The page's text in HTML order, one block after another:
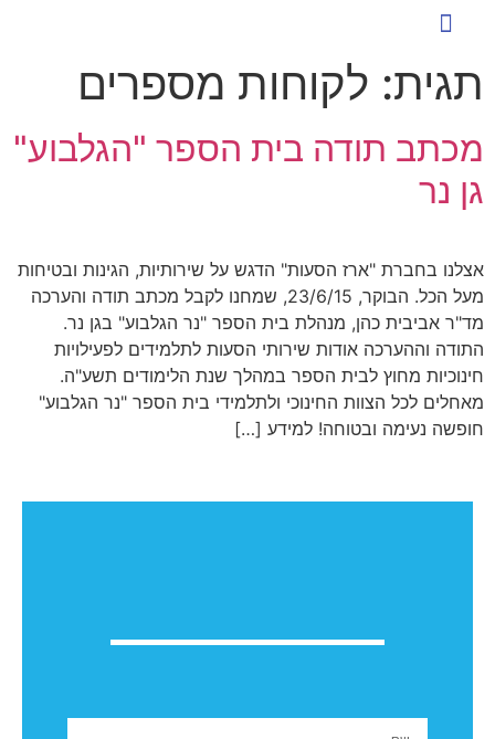
תגית: לקוחות מספרים
מכתב תודה בית הספר "הגלבוע"
גן נר
אצלנו בחברת "ארז הסעות" הדגש על שירותיות, הגינות ובטיחות
מעל הכל. הבוקר, 23/6/15, שמחנו לקבל מכתב תודה והערכה
מד"ר אביבית כהן, מנהלת בית הספר "נר הגלבוע" בגן נר.
התודה וההערכה אודות שירותי הסעות לתלמידים לפעילויות
חינוכיות מחוץ לבית הספר במהלך שנת הלימודים תשע"ה.
מאחלים לכל הצוות החינוכי ולתלמידי בית הספר "נר הגלבוע"
חופשה נעימה ובטוחה! למידע […]